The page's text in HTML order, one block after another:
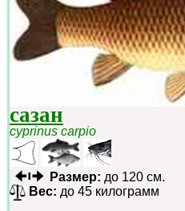
сазан
cyprinus carpio
Размер: до 120 см.
Вес: до 45 килограмм